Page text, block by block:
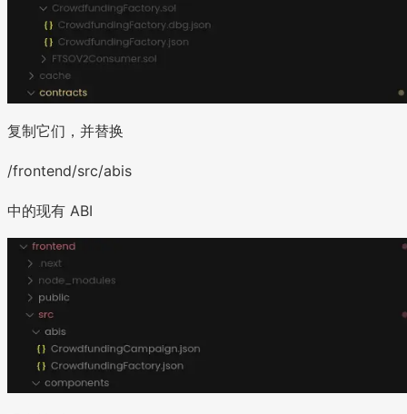
复制它们，并替换
/frontend/src/abis
中的现有 ABI